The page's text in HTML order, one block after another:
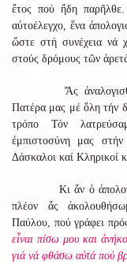
ἔτος πού ἤδη
αὐτοέλεγχο, ἕνα
ὥστε στή συνέχεια νά
στούς δρόμους τῶν
Ἄς
Πατέρα μας μέ ὅλη τήν
τρόπο Τόν
ἐμπιστοσύνη μας
Δάσκαλοι καί Κληρικοί
Κι ἄν ὁ
πλέον ἄς
Παύλου, πού γράφει
εἶναι πίσω μου και
γιά νά φθάσω αὐτά πού